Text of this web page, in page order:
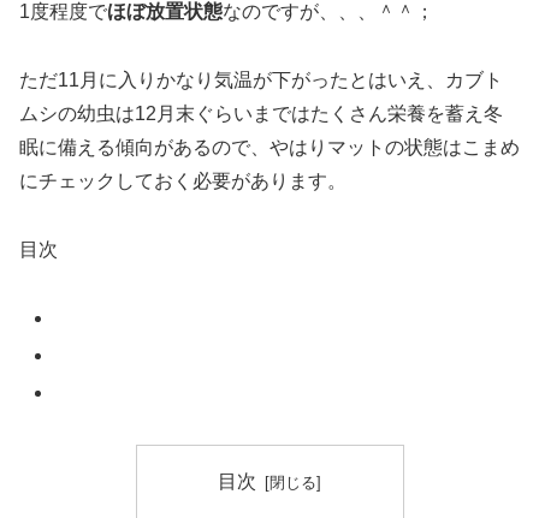
1度程度でほぼ放置状態なのですが、、、＾＾；
ただ11月に入りかなり気温が下がったとはいえ、カブト
ムシの幼虫は12月末ぐらいまではたくさん栄養を蓄え冬
眠に備える傾向があるので、やはりマットの状態はこまめ
にチェックしておく必要があります。
目次
目次